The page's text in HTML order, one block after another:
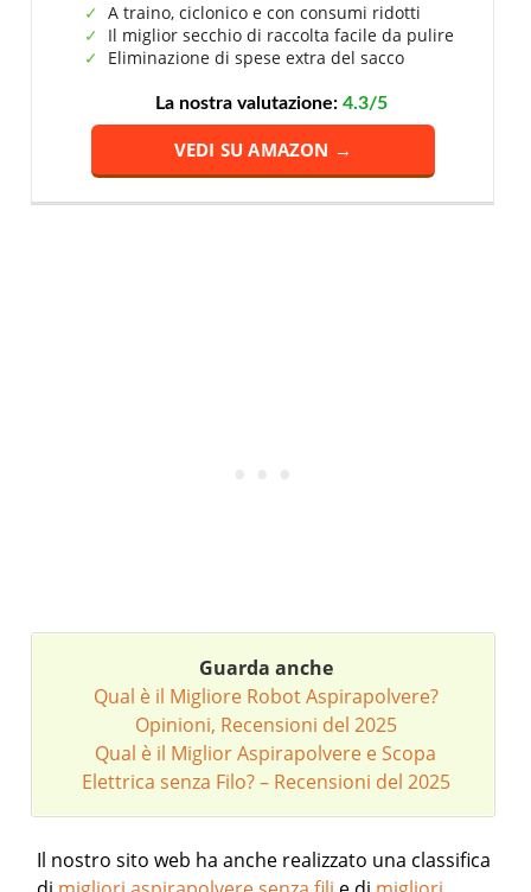
A traino, ciclonico e con consumi ridotti
Il miglior secchio di raccolta facile da pulire
Eliminazione di spese extra del sacco
La nostra valutazione: 4.3/5
VEDI SU AMAZON →
Guarda anche
Qual è il Migliore Robot Aspirapolvere?
Opinioni, Recensioni del 2025
Qual è il Miglior Aspirapolvere e Scopa
Elettrica senza Filo? – Recensioni del 2025
Il nostro sito web ha anche realizzato una classifica